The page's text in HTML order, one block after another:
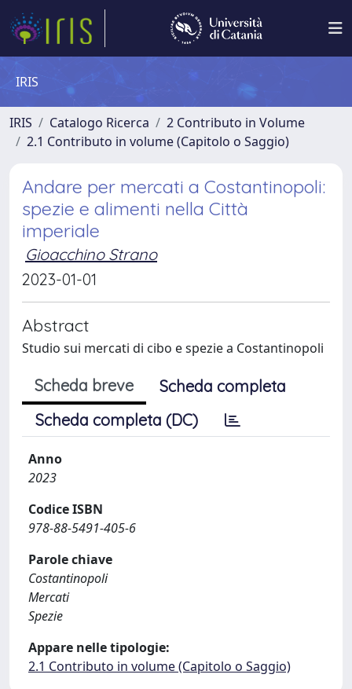
IRIS
IRIS Catalogo Ricerca
2 Contributo in Volume
2.1 Contributo in volume (Capitolo o Saggio)
Andare per mercati a Costantinopoli:
spezie e alimenti nella Città
imperiale
Gioacchino Strano
2023-01-01
Abstract
Studio sui mercati di cibo e spezie a Costantinopoli
Scheda breve
Scheda completa
Scheda completa (DC)
Anno
2023
Codice ISBN
978-88-5491-405-6
Parole chiave
Costantinopoli
Mercati
Spezie
Appare nelle tipologie:
2.1 Contributo in volume (Capitolo o Saggio)